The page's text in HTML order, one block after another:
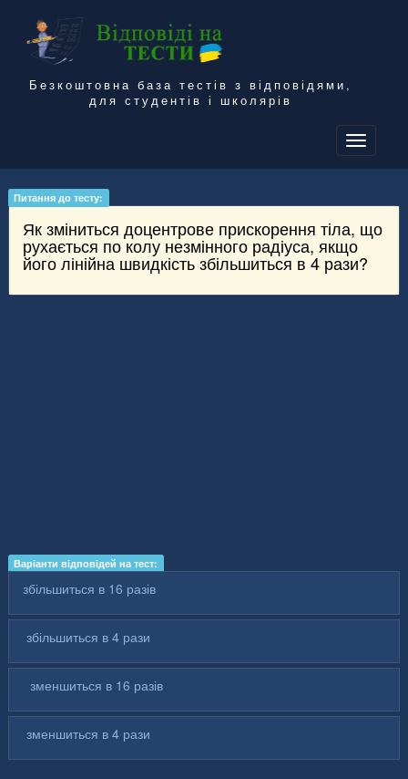
Безкоштовна база тестів з відповідями,
для студентів і школярів
Питання до тесту:
Як зміниться доцентрове прискорення тіла, що
рухається по колу незмінного радіуса, якщо
його лінійна швидкість збільшиться в 4 рази?
Варіанти відповідей на тест:
збільшиться в 16 разів
збільшиться в 4 рази
зменшиться в 16 разів
зменшиться в 4 рази